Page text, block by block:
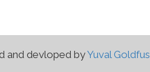
and devloped byYuval Goldfus